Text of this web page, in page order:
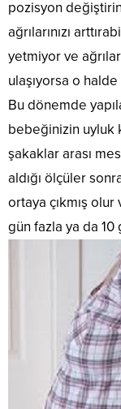
pozisyon
ağrılarınızı
yetmiyor ve
ulaşıyorsa o
Bu dönemde
bebeğinizin uyluk
şakaklar arası
aldığı ölçüler
ortaya çıkmış
gün fazla ya da